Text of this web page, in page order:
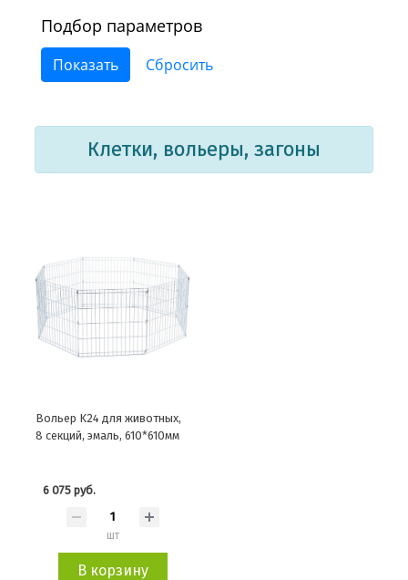
Подбор параметров
Клетки, вольеры, загоны
Вольер K24 для животных,
8 секций, эмаль, 610*610мм
6 075 руб.
шт
В корзину